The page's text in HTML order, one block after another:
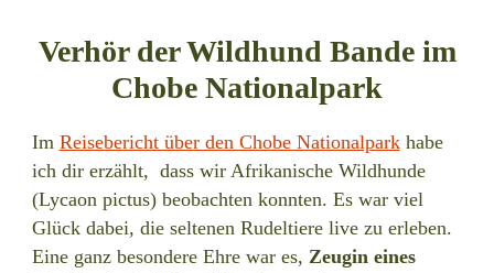
Verhör der Wildhund Bande im
Chobe Nationalpark
Im Reisebericht über den Chobe Nationalparkhabe
ich dir erzählt, dass wir Afrikanische Wildhunde
(Lycaon pictus) beobachten konnten. Es war viel
Glück dabei, die seltenen Rudeltiere live zu erleben.
Eine ganz besondere Ehre war es, Zeugin eines